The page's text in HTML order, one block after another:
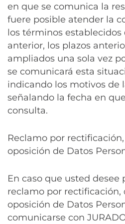
en que se comunica la
fuere posible atender la
los términos establecidos
anterior, los plazos
ampliados una sola vez
se comunicará esta
indicando los motivos de
señalando la fecha en
consulta.
Reclamo por
oposición de Datos
En caso que usted desee
reclamo por rectificación,
oposición de Datos
comunicarse con